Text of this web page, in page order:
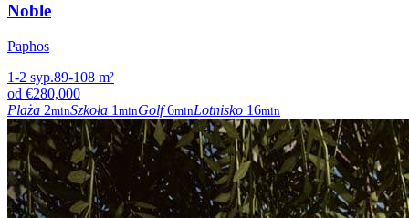
Noble
Paphos
1-2 syp.89-108 m²
od €280,000
Plaża 2minSzkoła 1 minGolf 6minLotnisko 16min